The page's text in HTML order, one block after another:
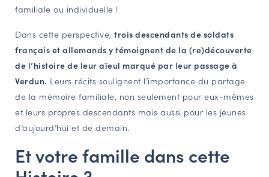
familiale ou individuelle !
Dans cette perspective, trois descendants de soldats
français et allemands y témoignent de la (re)découverte
de l’histoire de leur aïeul marqué par leur passage à
Verdun. Leurs récits soulignent l’importance du partage
de la mémoire familiale, non seulement pour eux-mêmes
et leurs propres descendants mais aussi pour les jeunes
d’aujourd’hui et de demain.
Et votre famille dans cette